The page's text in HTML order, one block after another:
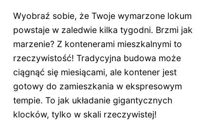
Wyobraź sobie, że Twoje wymarzone lokum
powstaje w zaledwie kilka tygodni. Brzmi jak
marzenie? Z kontenerami mieszkalnymi to
rzeczywistość! Tradycyjna budowa może
ciągnąć się miesiącami, ale kontener jest
gotowy do zamieszkania w ekspresowym
tempie. To jak układanie gigantycznych
klocków, tylko w skali rzeczywistej!